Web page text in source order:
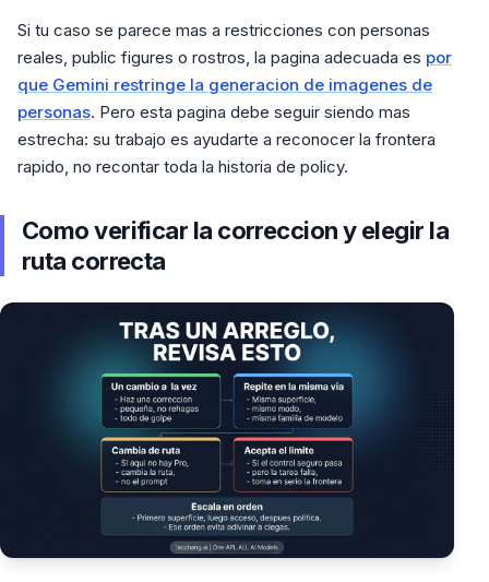
Si tu caso se parece mas a restricciones con personas
reales, public figures o rostros, la pagina adecuada es por
que Gemini restringe la generacion de imagenes de
personas. Pero esta pagina debe seguir siendo mas
estrecha: su trabajo es ayudarte a reconocer la frontera
rapido, no recontar toda la historia de policy.
Como verificar la correccion y elegir la
ruta correcta